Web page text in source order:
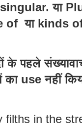
या
of या kinds
के पहले
use नहीं
filths in the